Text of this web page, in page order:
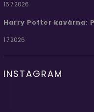
15.7.2026
Harry Potter kavárna:
1.7.2026
INSTAGRAM